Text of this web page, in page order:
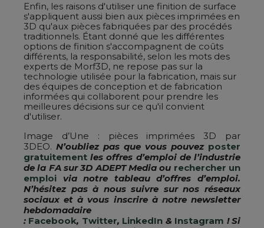
Enfin, les raisons d'utiliser une finition de surface
s'appliquent aussi bien aux pièces imprimées en
3D qu'aux pièces fabriquées par des procédés
traditionnels. Étant donné que les différentes
options de finition s'accompagnent de coûts
différents, la responsabilité, selon les mots des
experts de Morf3D, ne repose pas sur la
technologie utilisée pour la fabrication, mais sur
des équipes de conception et de fabrication
informées qui collaborent pour prendre les
meilleures décisions sur ce qu'il convient
d'utiliser.
Image d’Une : pièces imprimées 3D par
3DEO. N’oubliez pas que vous pouvez poster
gratuitement les offres d’emploi de l’industrie
de la FA sur 3D ADEPT Media ou rechercher un
emploi via notre tableau d’offres d’emploi.
N’hésitez pas à nous suivre sur nos réseaux
sociaux et à vous inscrire à notre newsletter
hebdomadaire
: Facebook, Twitter, LinkedIn & Instagram ! Si